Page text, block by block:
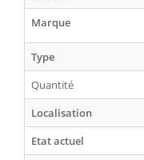
Marque
Type
Quantité
Localisation
Etat actuel